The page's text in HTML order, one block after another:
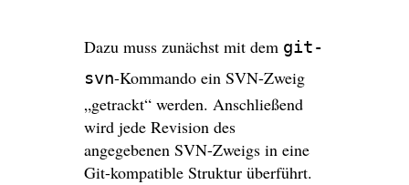
Dazu muss zunächst mit dem git-
svn-Kommando ein SVN-Zweig
„getrackt“ werden. Anschließend
wird jede Revision des
angegebenen SVN-Zweigs in eine
Git-kompatible Struktur überführt.